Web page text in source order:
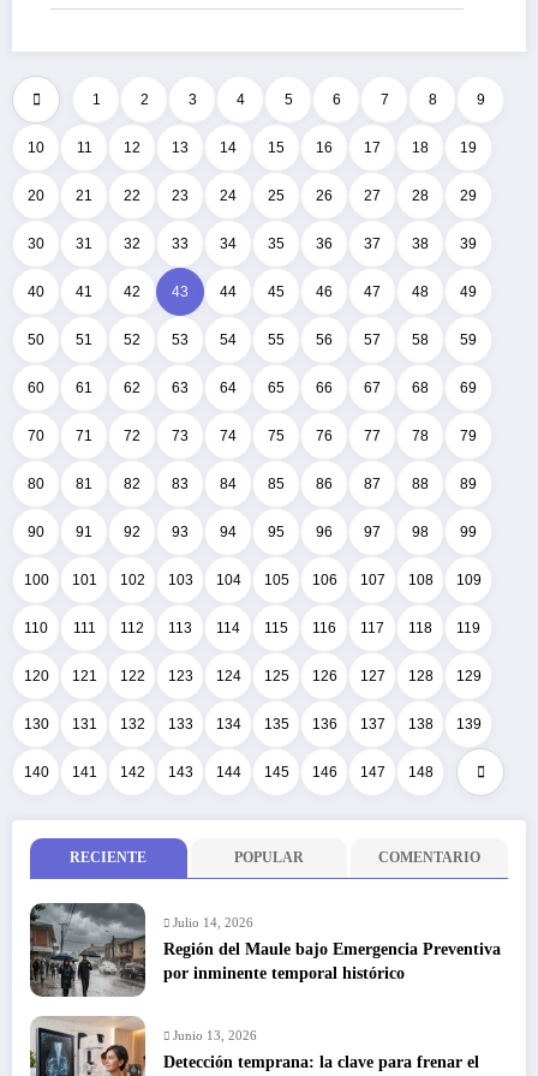
1 2 3 4 5 6 7 8 9
10 11 12 13 14 15 16 17 18 19
20 21 22 23 24 25 26 27 28 29
30 31 32 33 34 35 36 37 38 39
40 41 42 43 44 45 46 47 48 49
50 51 52 53 54 55 56 57 58 59
60 61 62 63 64 65 66 67 68 69
70 71 72 73 74 75 76 77 78 79
80 81 82 83 84 85 86 87 88 89
90 91 92 93 94 95 96 97 98 99
100 101 102 103 104 105 106 107 108 109
110 111 112 113 114 115 116 117 118 119
120 121 122 123 124 125 126 127 128 129
130 131 132 133 134 135 136 137 138 139
140 141 142 143 144 145 146 147 148
RECIENTE POPULAR COMENTARIO
Julio 14, 2026
Región del Maule bajo Emergencia Preventiva
por inminente temporal histórico
Junio 13, 2026
Detección temprana: la clave para frenar el